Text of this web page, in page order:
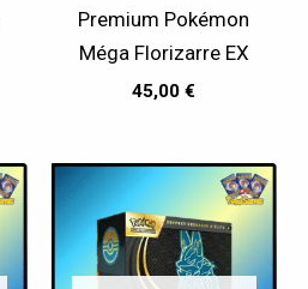
Premium Pokémon
Méga Florizarre EX
45,00€